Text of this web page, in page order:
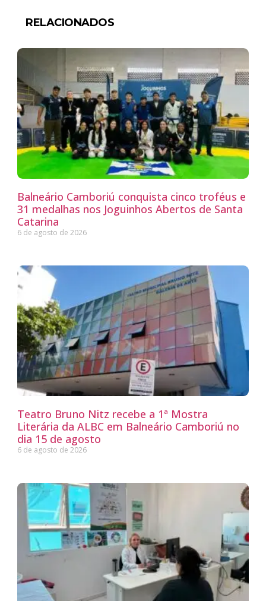
RELACIONADOS
Balneário Camboriú conquista cinco troféus e
31 medalhas nos Joguinhos Abertos de Santa
Catarina
6 de agosto de 2026
Teatro Bruno Nitz recebe a 1ª Mostra
Literária da ALBC em Balneário Camboriú no
dia 15 de agosto
6 de agosto de 2026